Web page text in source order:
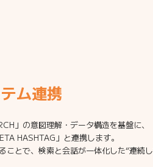
ム連携
」の意図理解・データ構造を基盤に、
HASHTAG」と連携します。
とで、検索と会話が一体化した“連続し